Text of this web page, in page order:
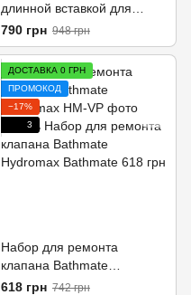
длинной вставкой для
Hydromax X40 (Hydromax 9)
790 грн 948 грн
ДОСТАВКА 0 ГРН
ПРОМОКОД
−17%
3
Набор для ремонта
клапана Bathmate
Hydromax
618 грн 742 грн